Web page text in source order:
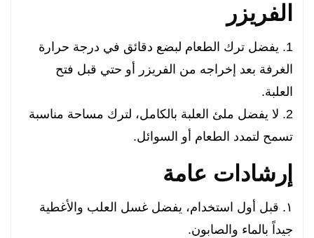
الفريزر
1. يفضل ترك الطعام لبضع دقائق في درجة حرارة
الغرفة بعد إخراجه من الفريزر أو حتي قبل فتح
العلبة.
2. لا يفضل ملئ العلبة بالكامل، لترك مساحة مناسبة
تسمح لتمدد الطعام أو السوائل.
إرشادات عامة
١. قبل أول استخدام، يفضل غسل العلب والأغطية
جيداً بالماء والصابون.